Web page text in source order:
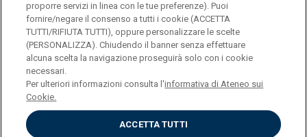
PI 02133120150
ENGLISH
Privacy
proporre servizi in linea con le tue preferenze). Puoi
fornire/negare il consenso a tutti i cookie (ACCETTA
TUTTI/RIFIUTA TUTTI), oppure personalizzare le scelte
(PERSONALIZZA). Chiudendo il banner senza effettuare
alcuna scelta la navigazione proseguirà solo con i cookie
necessari.
Per ulteriori informazioni consulta l'informativa di Ateneo sui
Cookie.
ACCETTA TUTTI